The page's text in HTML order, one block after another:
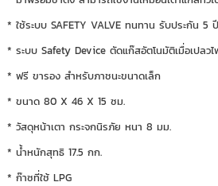
* ใช้ระบบ SAFETY VALVE ทนทาน รับประกัน 5 ปี
* ระบบ Safety Device ตัดแก๊สอัตโนมัติเมื่อเปลว
* ฟรี ขารอง สำหรับภาชนะขนาดเล็ก
* ขนาด 80 X 46 X 15 ซม.
* วัสดุหน้าเตา กระจกนิรภัย หนา 8 มม.
* น้ำหนักสุทธิ 17.5 กก.
* ก๊าซที่ใช้ LPG